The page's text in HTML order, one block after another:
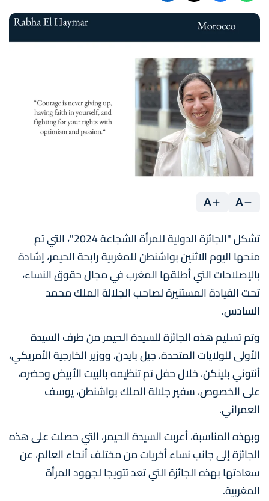
A
A
تشكل "الجائزة الدولية للمرأة الشجاعة 2024"، التي تم
منحها اليوم الاثنين بواشنطن للمغربية رابحة الحيمر، إشادة
بالإصلاحات التي أطلقها المغرب في مجال حقوق النساء،
تحت القيادة المستنيرة لصاحب الجلالة الملك محمد
السادس.
وتم تسليم هذه الجائزة للسيدة الحيمر من طرف السيدة
الأولى للولايات المتحدة، جيل بايدن، ووزير الخارجية الأمريكي،
أنتوني بلينكن، خلال حفل تم تنظيمه بالبيت الأبيض وحضره،
على الخصوص، سفير جلالة الملك بواشنطن، يوسف
العمراني.
وبهذه المناسبة، أعربت السيدة الحيمر، التي حصلت على هذه
الجائزة إلى جانب نساء أخريات من مختلف أنحاء العالم، عن
سعادتها بهذه الجائزة التي تعد تتويجا لجهود المرأة
المغربية.